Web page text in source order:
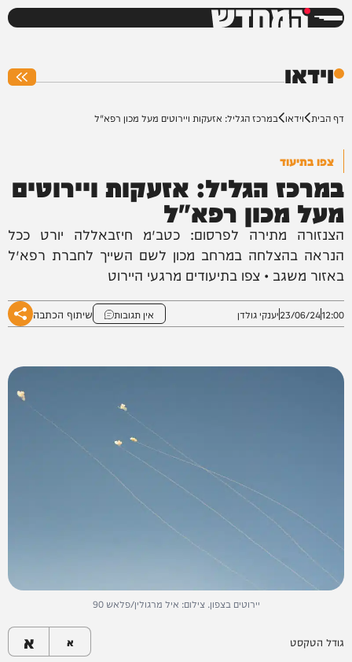
המחדש
וידאו
דף הבית וידאו במרכז הגליל: אזעקות ויירוטים מעל מכון רפא"ל
צפו בתיעוד
במרכז הגליל: אזעקות ויירוטים
מעל מכון רפא"ל
הצנזורה מתירה לפרסום: כטב״מ חיזבאללה יורט ככל
הנראה בהצלחה במרחב מכון לשם השייך לחברת רפא״ל
באזור משגב • צפו בתיעודים מרגעי היירוט
12:00
23/06/24יענקי גולדן אין תגובות שיתוף הכתבה
יירוטים בצפון. צילום: איל מרגולין/פלאש 90
גודל הטקסט א א